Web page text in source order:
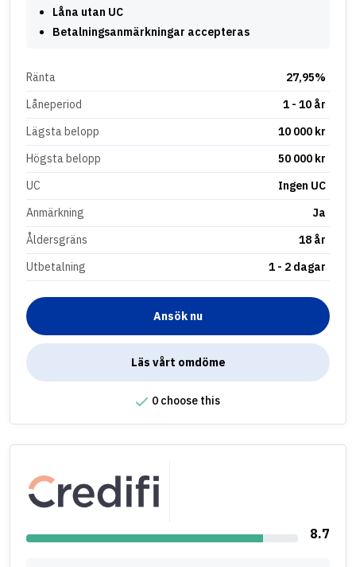
Låna utan UC
Betalningsanmärkningar accepteras
Ränta
27,95%
Låneperiod
1 - 10 år
Lägsta belopp
10 000 kr
Högsta belopp
50 000 kr
UC
Ingen UC
Anmärkning
Ja
Åldersgräns
18 år
Utbetalning
1 - 2 dagar
Ansök nu
Läs vårt omdöme
0 choose this
8.7